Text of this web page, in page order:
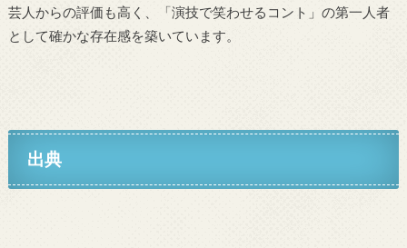
芸人からの評価も高く、「演技で笑わせるコント」の第一人者
として確かな存在感を築いています。
出典